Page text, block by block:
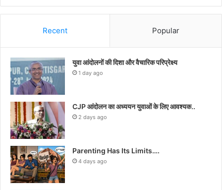
Recent Popular
युवा आंदोलनों की दिशा और वैचारिक परिप्रेक्ष्य
1 day ago
CJP आंदोलन का अध्ययन युवाओं के लिए आवश्यक..
2 days ago
Parenting Has Its Limits….
4 days ago